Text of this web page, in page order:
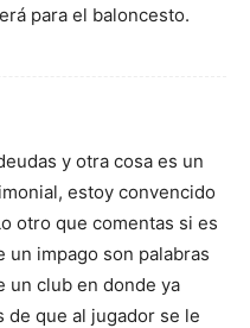
para el baloncesto.
y otra cosa es un
estoy convencido
otro que comentas si es
un impago son palabras
un club en donde ya
de que al jugador se le